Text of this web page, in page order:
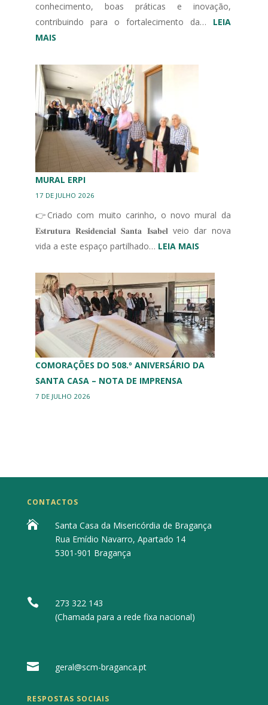
conhecimento, boas práticas e inovação,
contribuindo para o fortalecimento da… LEIA
MAIS:
CONGRESSO
IBÉRICO
EM
UNIDADES
DE
CUIDADOS
CONTINUADOS
INTEGRADOS
MURAL ERPI
17 DE JULHO 2026
👉Criado com muito carinho, o novo mural da
𝐄𝐬𝐭𝐫𝐮𝐭𝐮𝐫𝐚 𝐑𝐞𝐬𝐢𝐝𝐞𝐧𝐜𝐢𝐚𝐥 𝐒𝐚𝐧𝐭𝐚 𝐈𝐬𝐚𝐛𝐞𝐥 veio dar nova
vida a este espaço partilhado… LEIA MAIS:
ERPI
COMORAÇÕES DO 508.º ANIVERSÁRIO DA
SANTA CASA – NOTA DE IMPRENSA
7 DE JULHO 2026
CONTACTOS

Santa Casa da Misericórdia de Bragança
Rua Emídio Navarro, Apartado 14
5301-901 Bragança

273 322 143
(Chamada para a rede fixa nacional)
 geral@scm-braganca.pt
RESPOSTAS SOCIAIS